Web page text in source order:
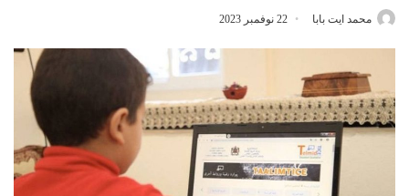
محمد ايت بابا 22 نوفمبر 2023